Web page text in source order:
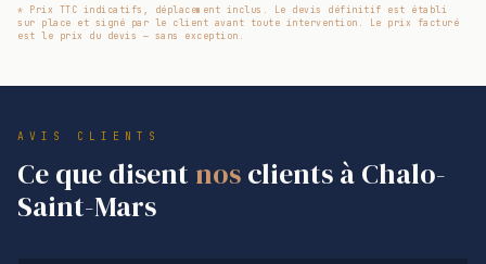
* Prix TTC indicatifs, déplacement inclus. Le devis définitif est établi
sur place et signé par le client avant toute intervention. Le prix facturé
est le prix du devis — sans exception.
AVIS CLIENTS
Ce que disent nosclients à Chalo-
Saint-Mars